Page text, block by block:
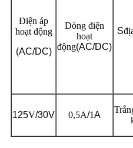
Điện áp
hoạt động
(AC/DC)
Dòng điện
hoạt
động(AC/DC)
S
125V/30V 0,5A/1A